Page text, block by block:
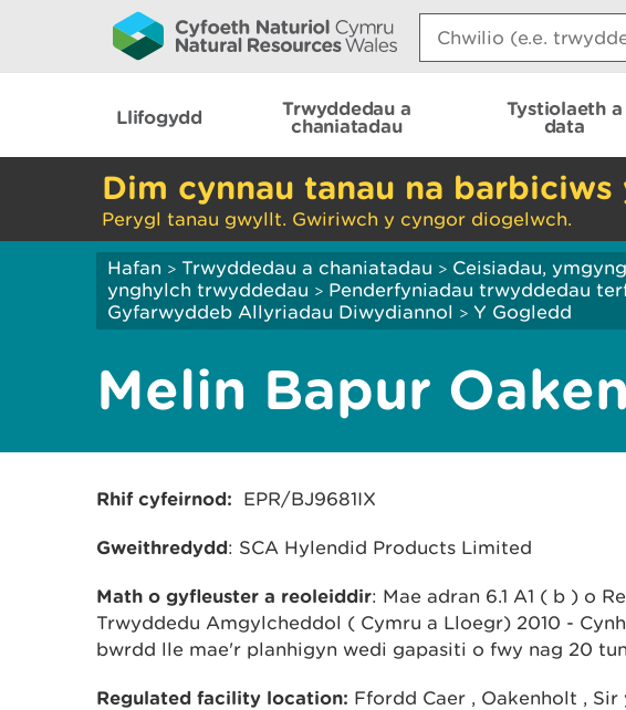
Search:
Llifogydd
Trwyddedau a
chaniatadau
Tystiolaeth a
data
Dim cynnau tanau na
Perygl tanau gwyllt. Gwiriwch y cyngor diogelwch.
Hafan > Trwyddedau a chaniatadau > Ceisiadau,
ynghylch trwyddedau > Penderfyniadau trwyddedau
Gyfarwyddeb Allyriadau Diwydiannol > Y Gogledd
Melin Bapur
Rhif cyfeirnod: EPR/BJ9681IX
Gweithredydd: SCA Hylendid Products Limited
Math o gyfleuster a reoleiddir: Mae adran 6.1 A1 ( b ) o
Trwyddedu Amgylcheddol ( Cymru a Lloegr) 2010 -
bwrdd lle mae'r planhigyn wedi gapasiti o fwy nag 20
Regulated facility location: Ffordd Caer , Oakenholt , Sir